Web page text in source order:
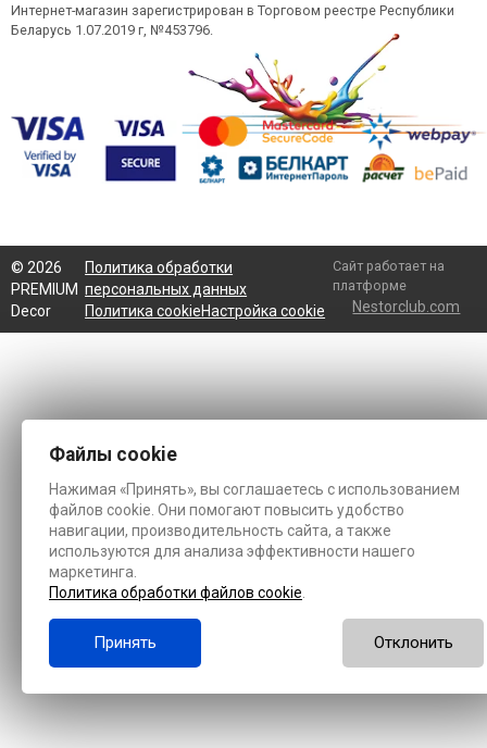
Интернет-магазин зарегистрирован в Торговом реестре Республики
Беларусь 1.07.2019 г, №453796.
© 2026
PREMIUM
Decor
Политика обработки
персональных данных
Политика cookieНастройка cookie
Сайт работает на
платформе
Nestorclub.com
Файлы cookie
Нажимая «Принять», вы соглашаетесь с использованием
файлов cookie. Они помогают повысить удобство
навигации, производительность сайта, а также
используются для анализа эффективности нашего
маркетинга.
Политика обработки файлов cookie
Принять Отклонить